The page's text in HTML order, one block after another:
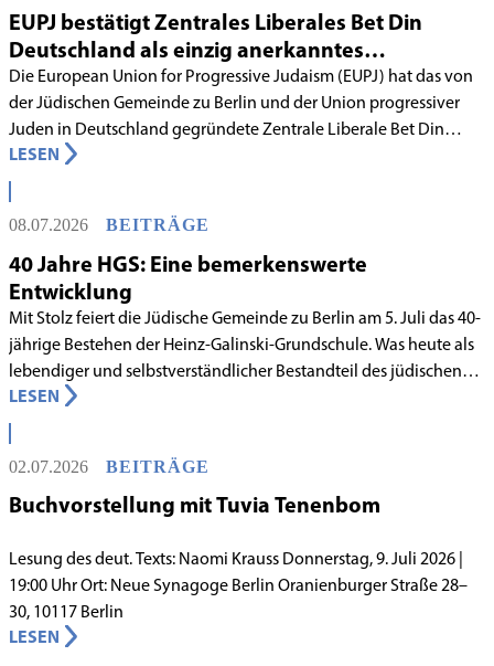
EUPJ bestätigt Zentrales Liberales Bet Din
Deutschland als einzig anerkanntes
liberales Rabbinatsgericht
Die European Union for Progressive Judaism (EUPJ) hat das von
der Jüdischen Gemeinde zu Berlin und der Union progressiver
Juden in Deutschland gegründete Zentrale Liberale Bet Din
Deutschland mit Wirkung zum 1. Juni 2026 als anerkanntes
Rabbinatsgericht aufgenommen.
LESEN
08.07.2026 BEITRÄGE
40 Jahre HGS: Eine bemerkenswerte
Entwicklung
Mit Stolz feiert die Jüdische Gemeinde zu Berlin am 5. Juli das 40-
jährige Bestehen der Heinz-Galinski-Grundschule. Was heute als
lebendiger und selbstverständlicher Bestandteil des jüdischen
Lebens in Berlin gilt, begann in den 1980er-Jahren unter
schwierigen Voraussetzungen. Vor dem Hintergrund eines
innergemeindlichen Wandels entstand bereits 1983 die Idee, eine
jüdische Grundschule zu gründen.
LESEN
02.07.2026 BEITRÄGE
Buchvorstellung mit Tuvia Tenenbom
Lesung des deut. Texts: Naomi Krauss Donnerstag, 9. Juli 2026 |
19:00 Uhr Ort: Neue Synagoge Berlin Oranienburger Straße 28–
30, 10117 Berlin
LESEN